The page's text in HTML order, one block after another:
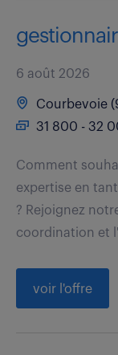
6 août 2026
Courbevoie
31 800 - 32
Comment
expertise en
? Rejoignez
coordination et
voir l'offre